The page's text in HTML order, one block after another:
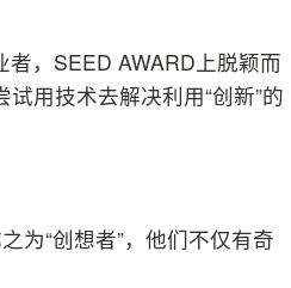
，SEED AWARD上脱颖而
用技术去解决利用“创新”的
为“创想者”，他们不仅有奇